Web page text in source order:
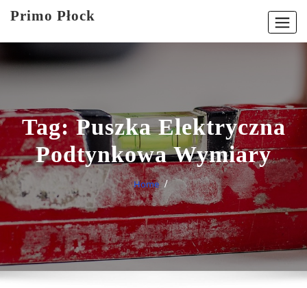
Primo Płock
Tag:Puszka Elektryczna
Podtynkowa Wymiary
Home